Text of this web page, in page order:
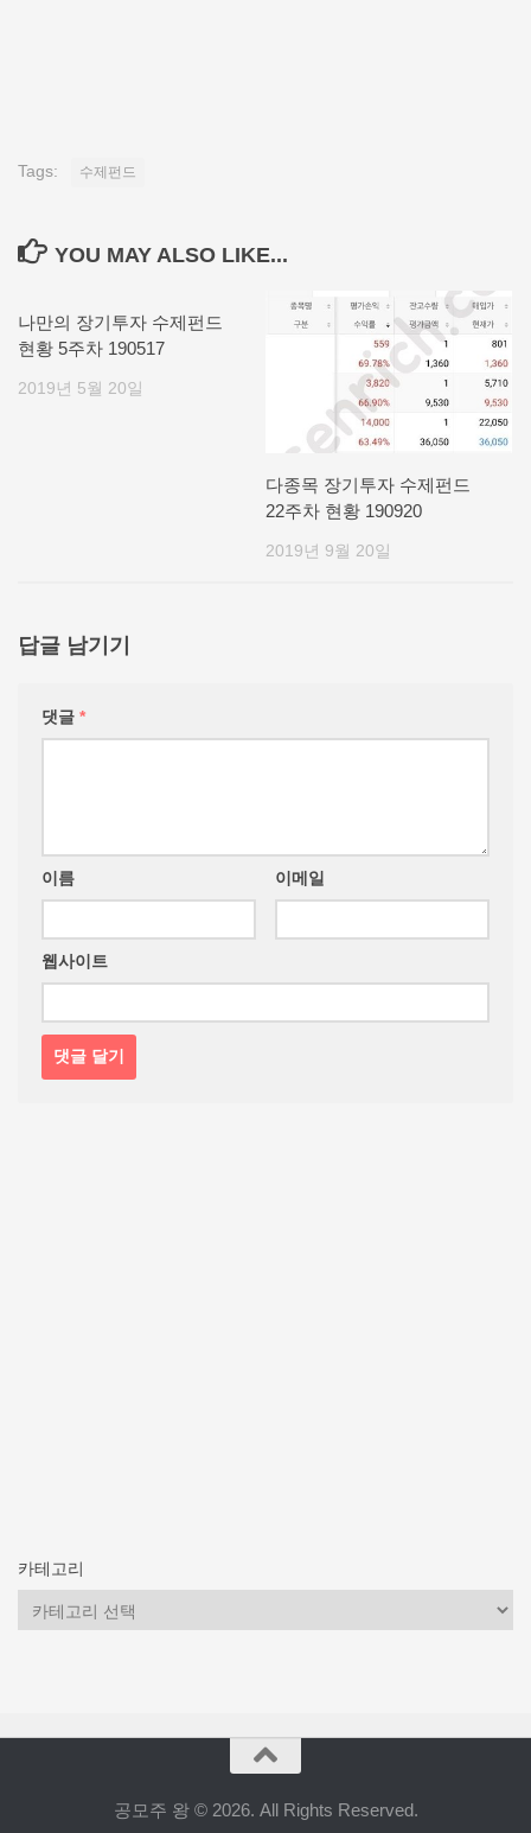
Tags: 수제펀드
YOU MAY ALSO LIKE...
나만의 장기투자 수제펀드
현황 5주차 190517
2019년 5월 20일
다종목 장기투자 수제펀드
22주차 현황 190920
2019년 9월 20일
답글 남기기
댓글 *
이름 이메일
웹사이트
카테고리
카
테
공모주 왕 © 2026. All Rights Reserved.